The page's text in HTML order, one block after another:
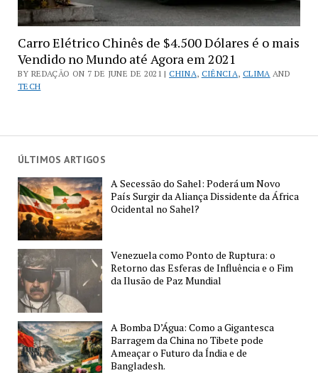
Carro Elétrico Chinês de $4.500 Dólares é o mais
Vendido no Mundo até Agora em 2021
BY REDAÇÃO ON 7 DE JUNE DE 2021 |CHINA, CIÊNCIA, CLIMA AND
TECH
ÚLTIMOS ARTIGOS
A Secessão do Sahel: Poderá um Novo
País Surgir da Aliança Dissidente da África
Ocidental no Sahel?
Venezuela como Ponto de Ruptura: o
Retorno das Esferas de Influência e o Fim
da Ilusão de Paz Mundial
A Bomba D’Água: Como a Gigantesca
Barragem da China no Tibete pode
Ameaçar o Futuro da Índia e de
Bangladesh.